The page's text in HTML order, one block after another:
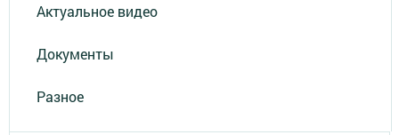
Актуальное видео
Документы
Разное